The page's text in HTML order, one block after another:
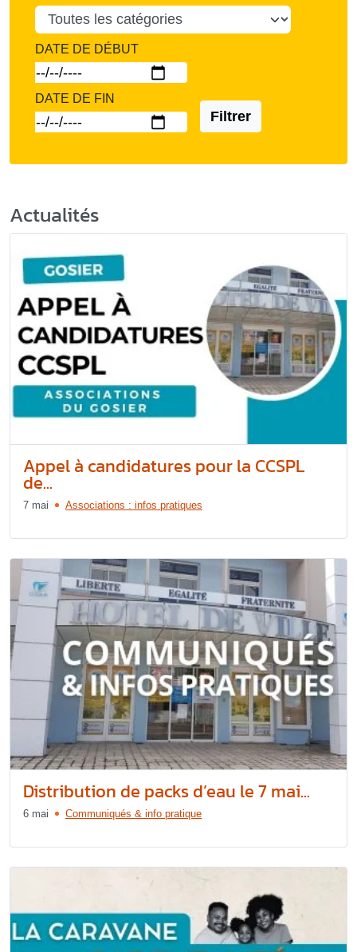
DATE DE DÉBUT
DATE DE FIN
Filtrer
Actualités
Appel à candidatures pour la CCSPL
de...
7 mai Associations : infos pratiques
Distribution de packs d’eau le 7 mai...
6 mai Communiqués & info pratique